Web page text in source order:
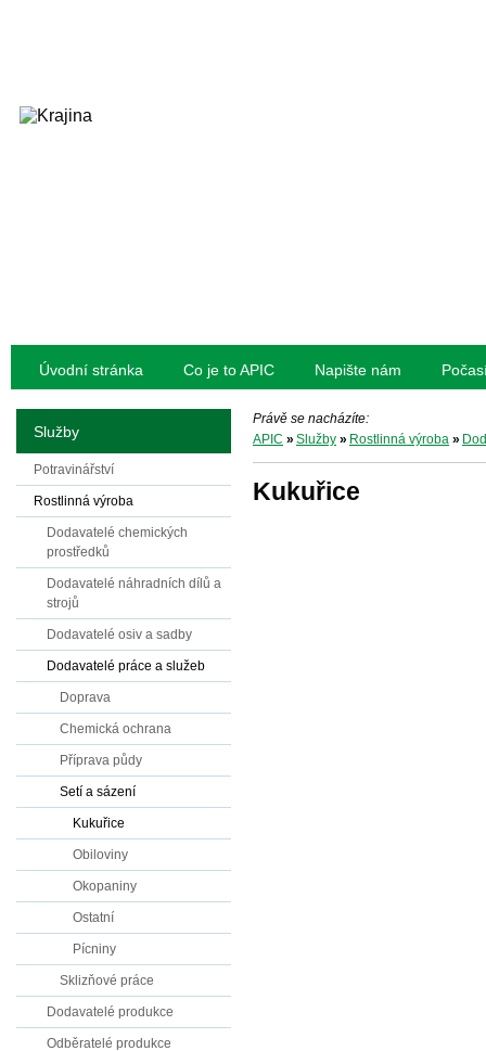
Úvodní stránka Co je to APIC Napište nám
Právě se nacházíte:
APIC » Služby » Rostlinná výroba »
Kukuřice
Služby
Potravinářství
Rostlinná výroba
Dodavatelé chemických
prostředků
Dodavatelé náhradních dílů a
strojů
Dodavatelé osiv a sadby
Dodavatelé práce a služeb
Doprava
Chemická ochrana
Příprava půdy
Setí a sázení
Kukuřice
Obiloviny
Okopaniny
Ostatní
Pícniny
Sklizňové práce
Dodavatelé produkce
Odběratelé produkce